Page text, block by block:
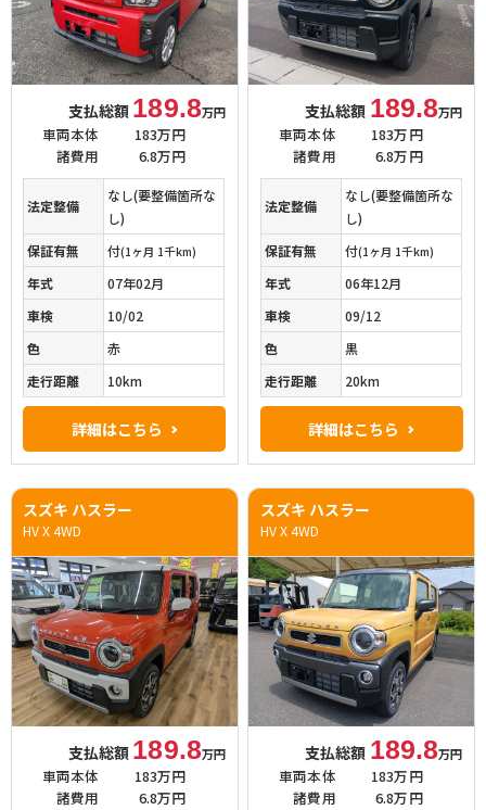
支払総額 189.8万円
車両本体
183万円
諸費用
6.8万円
法定整備
なし(要整備箇所な
し)
保証有無
付(1ヶ月 1千km)
年式
07年02月
車検
10/02
色
赤
走行距離
10km
詳細はこちら
支払総額 189.8万円
車両本体
183万円
諸費用
6.8万円
法定整備
なし(要整備箇所な
し)
保証有無
付(1ヶ月 1千km)
年式
06年12月
車検
09/12
色
黒
走行距離
20km
詳細はこちら
スズキ ハスラー
HV X 4WD
支払総額 189.8万円
車両本体
183万円
諸費用
6.8万円
スズキ ハスラー
HV X 4WD
支払総額 189.8万円
車両本体
183万円
諸費用
6.8万円